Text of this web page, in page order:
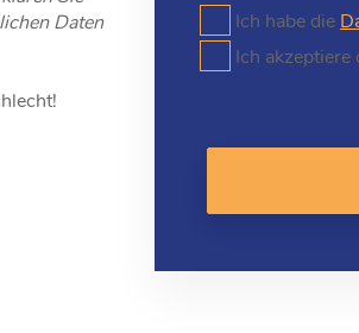
Ich habe die
Ich
Daten